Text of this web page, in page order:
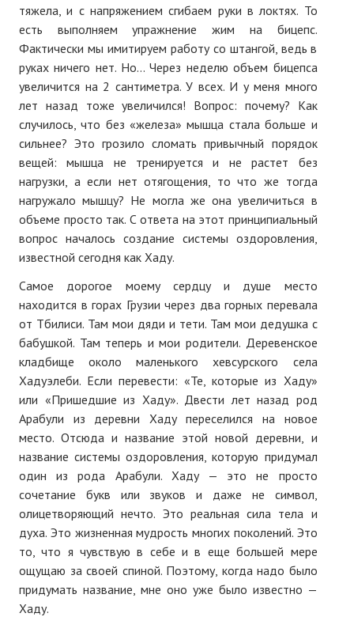
тяжела, и с напряжением сгибаем руки в локтях. То
есть выполняем упражнение жим на бицепс.
Фактически мы имитируем работу со штангой, ведь в
руках ничего нет. Но... Через неделю объем бицепса
увеличится на 2 сантиметра. У всех. И у меня много
лет назад тоже увеличился! Вопрос: почему? Как
случилось, что без «железа» мышца стала больше и
сильнее? Это грозило сломать привычный порядок
вещей: мышца не тренируется и не растет без
нагрузки, а если нет отягощения, то что же тогда
нагружало мышцу? Не могла же она увеличиться в
объеме просто так. С ответа на этот принципиальный
вопрос началось создание системы оздоровления,
известной сегодня как Хаду.
Самое дорогое моему сердцу и душе место
находится в горах Грузии через два горных перевала
от Тбилиси. Там мои дяди и тети. Там мои дедушка с
бабушкой. Там теперь и мои родители. Деревенское
кладбище около маленького хевсурского села
Хадуэлеби. Если перевести: «Те, которые из Хаду»
или «Пришедшие из Хаду». Двести лет назад род
Арабули из деревни Хаду переселился на новое
место. Отсюда и название этой новой деревни, и
название системы оздоровления, которую придумал
один из рода Арабули. Хаду — это не просто
сочетание букв или звуков и даже не символ,
олицетворяющий нечто. Это реальная сила тела и
духа. Это жизненная мудрость многих поколений. Это
то, что я чувствую в себе и в еще большей мере
ощущаю за своей спиной. Поэтому, когда надо было
придумать название, мне оно уже было известно —
Хаду.